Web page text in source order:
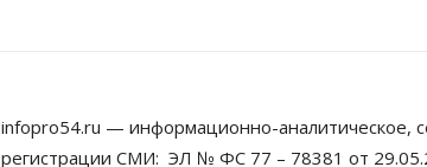
infopro54.ru — информационно-аналитическое,
регистрации СМИ: ЭЛ № ФС 77 – 78381 от